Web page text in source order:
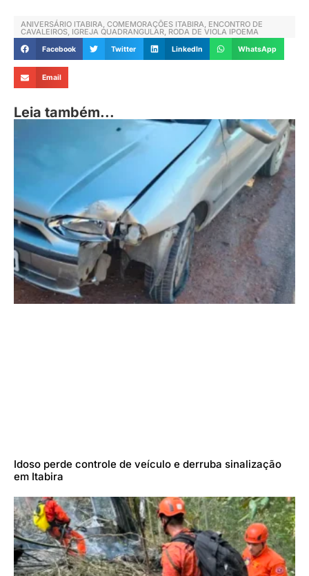
ANIVERSÁRIO ITABIRA, COMEMORAÇÕES ITABIRA, ENCONTRO DE
CAVALEIROS, IGREJA QUADRANGULAR, RODA DE VIOLA IPOEMA
Facebook Twitter LinkedIn WhatsApp
Email
Leia também...
Idoso perde controle de veículo e derruba sinalização
em Itabira